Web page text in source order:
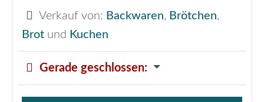
Verkauf von: Backwaren, Brötchen,
Brot und Kuchen
Gerade geschlossen: